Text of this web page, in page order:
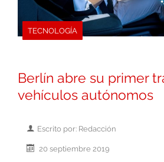
TECNOLOGÍA
Berlín abre su primer
vehículos autónomos
Escrito por: Redacción
20 septiembre 2019